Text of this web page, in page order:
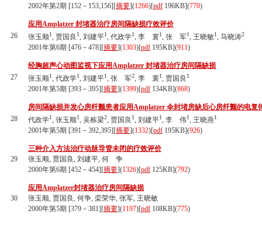
2002年第2期 [152－153,156][摘要](1266)[pdf 196KB](770)
26
应用Amplatzer 封堵器治疗房间隔缺损疗效评价
张玉顺1, 贾国良 1, 刘建平1, 代政学1, 李 寰1, 张 军1, 王晓敏1, 马晓涛2
2001年第6期 [476－478][摘要](1303)[pdf 195KB](911)
27
经胸超声心动图监视下应用Amplatzer 封堵器治疗房间隔缺损
张玉顺1, 代政学1, 刘建平1, 张 军2, 李 寰1, 贾国良 1
2001年第5期 [393－395][摘要](1399)[pdf 134KB](868)
28
房间隔缺损并发心房纤颤患者应用Amplatzer 伞封堵房缺后心房纤颤的电复
代政学1, 张玉顺1, 吴栋梁2, 贾国良 1, 刘建平1, 李 伟1, 王晓燕1
2001年第5期 [391－392,395][摘要](1332)[pdf 195KB](926)
29
三种介入方法治疗动脉导管未闭的疗效评价
张玉顺, 贾国良, 刘建平, 何 争
2000年第6期 [452－454][摘要](1326)[pdf 125KB](792)
30
应用Amplatzer封堵器治疗房间隔缺损
张玉顺, 贾国良, 何争, 栾荣华, 张军, 王晓敏
2000年第5期 [379－381][摘要](1197)[pdf 108KB](775)